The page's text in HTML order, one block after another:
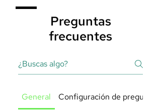
Preguntas
frecuentes
General Configuración de preguntas